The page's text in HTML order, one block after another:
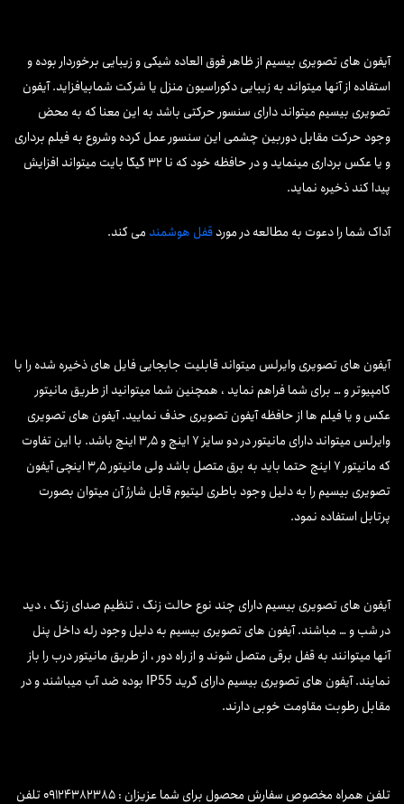
آیفون های تصویری بیسیم از ظاهر فوق العاده شیکی و زیبایی برخوردار بوده و
استفاده از آنها میتواند به زیبایی دکوراسیون منزل یا شرکت شمابیافزاید. آیفون
تصویری بیسیم میتواند دارای سنسور حرکتی باشد به این معنا که به محض
وجود حرکت مقابل دوربین چشمی این سنسور عمل کرده وشروع به فیلم برداری
و یا عکس برداری مینماید و در حافظه خود که نا ۳۲ گیگا بایت میتواند افزایش
پیدا کند ذخیره نماید.
آداک شما را دعوت به مطالعه در موردقفل هوشمند می کند.
آیفون های تصویری وایرلس میتواند قابلیت جابجایی فایل های ذخیره شده را با
کامپیوتر و … برای شما فراهم نماید ، همچنین شما میتوانید از طریق مانیتور
عکس و یا فیلم ها از حافظه آیفون تصویری حذف نمایید. آیفون های تصویری
وایرلس میتواند دارای مانیتور در دو سایز ۷ اینچ و ۳٫۵ اینچ باشد. با این تفاوت
که مانیتور ۷ اینچ حتما باید به برق متصل باشد ولی مانیتور ۳٫۵ اینچی آیفون
تصویری بیسیم را به دلیل وجود باطری لیتیوم قابل شارژ آن میتوان بصورت
پرتابل استفاده نمود.
آیفون های تصویری بیسیم دارای چند نوع حالت زنگ ، تنظیم صدای زنگ ، دید
در شب و … مباشند. آیفون های تصویری بیسیم به دلیل وجود رله داخل پنل
آنها میتوانند به قفل برقی متصل شوند و از راه دور ، از طریق مانیتور درب را باز
نمایند. آیفون های تصویری بیسیم دارای گرید IP55 بوده ضد آب میباشند و در
مقابل رطوبت مقاومت خوبی دارند.
تلفن همراه مخصوص سفارش محصول برای شما عزیزان : ۰۹۱۲۴۳۸۲۳۸۵ تلفن